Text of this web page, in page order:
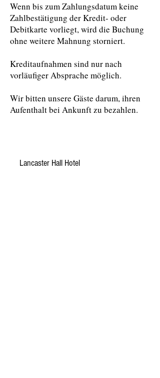
Wenn bis zum Zahlungsdatum keine
Zahlbestätigung der Kredit- oder
Debitkarte vorliegt, wird die Buchung
ohne weitere Mahnung storniert.
Kreditaufnahmen sind nur nach
vorläufiger Absprache möglich.
Wir bitten unsere Gäste darum, ihren
Aufenthalt bei Ankunft zu bezahlen.
Lancaster Hall Hotel